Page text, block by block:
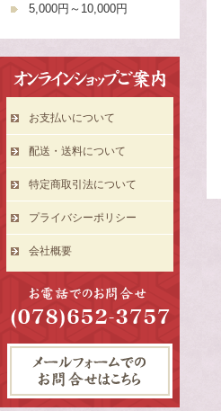
5,000円～10,000円
お支払いについて
配送・送料について
特定商取引法について
プライバシーポリシー
会社概要